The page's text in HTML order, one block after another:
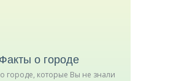
Факты о городе
городе, которые Вы не знали